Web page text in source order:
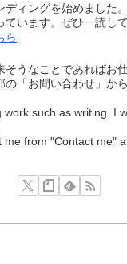
ディングを始めました
ています。ぜひ一読し
ら
そうなことであればお
の「お問い合わせ」か
work such as writing. I
me from "Contact me"